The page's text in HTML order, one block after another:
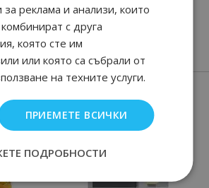
Нови парфюми
за реклама и анализи, които
с друга
която сте им
или която са събрали от
на техните услуги.
ПРИЕМЕТЕ ВСИЧКИ
ПОДРОБНОСТИ